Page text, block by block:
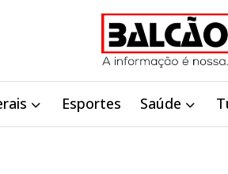
Esportes Saúde